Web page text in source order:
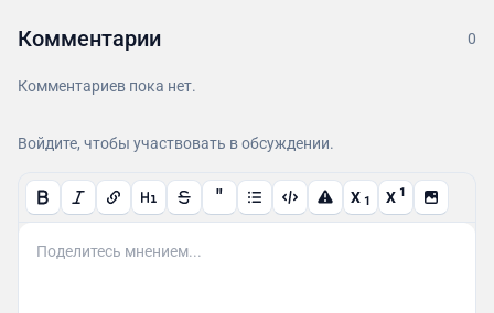
Комментарии 0
Комментариев пока нет.
Войдите, чтобы участвовать в обсуждении.
" X 1 X 1